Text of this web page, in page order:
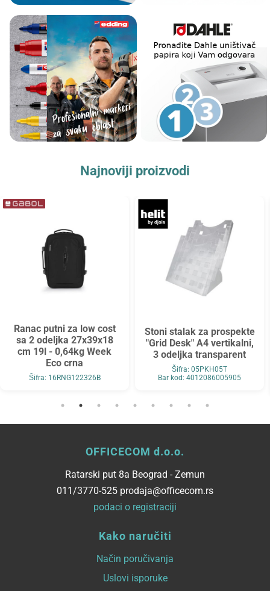
Najnoviji proizvodi
Ranac putni za low cost
sa 2 odeljka 27x39x18
cm 19l - 0,64kg Week
Eco crna
Šifra: 16RNG122326B
Stoni stalak za prospekte
"Grid Desk" A4 vertikalni,
3 odeljka transparent
Šifra: 05PKH05T
Bar kod: 4012086005905
OFFICECOM d.o.o.
Ratarski put 8a Beograd - Zemun
011/3770-525 prodaja@officecom.rs
podaci o registraciji
Kako naručiti
Način poručivanja
Uslovi isporuke